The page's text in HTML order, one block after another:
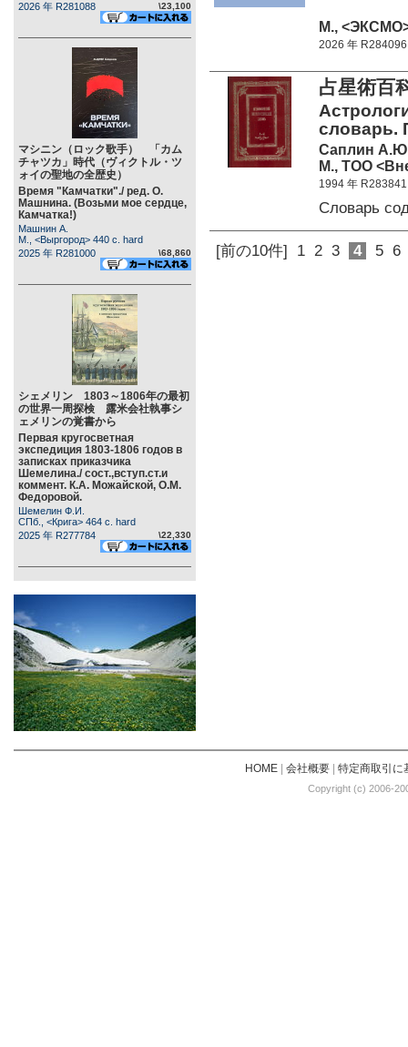
2026 年 R281088
\23,100
マシニン（ロック歌手） 「カム
チャツカ」時代（ヴィクトル・ツ
ォイの聖地の全歴史）
Время "Камчатки"./ ред. О.
Машнина. (Возьми мое сердце,
Камчатка!)
Машнин А.
М., <Выргород> 440 c. hard
2025 年 R281000
\68,860
シェメリン 1803～1806年の最初
の世界一周探検 露米会社執事シ
ェメリンの覚書から
Первая кругосветная
экспедиция 1803-1806 годов в
записках приказчика
Шемелина./ сост.,вступ.ст.и
коммент. К.А. Можайской, О.М.
Федоровой.
Шемелин Ф.И.
СПб., <Крига> 464 c. hard
2025 年 R277784
\22,330
М.,
2026 年 R284096
占星術百
словарь.
Саплин
М., ТОО
1994 年 R283841
Словарь
[前の10件] 1 2 3 4 5 6
HOME| 会社概要| 特定商取引に
Copyright (c) 2006-